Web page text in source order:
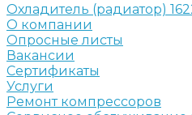
Охладитель (радиатор)
О компании
Опросные листы
Вакансии
Сертификаты
Услуги
Ремонт компрессоров